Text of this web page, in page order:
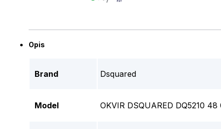
Opis
Brand Dsquared
Model OKVIR DSQUARED DQ5210 48